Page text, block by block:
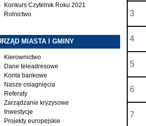
Konkurs Czytelnik Roku 2021
Rolnictwo
MIASTA I GMINY
Kierownictwo
Dane teleadresowe
Konta bankowe
Nasze osiagnięcia
Referaty
Zarządzanie kryzysowe
Inwestycje
Projekty europejskie
3
4
5
6
7